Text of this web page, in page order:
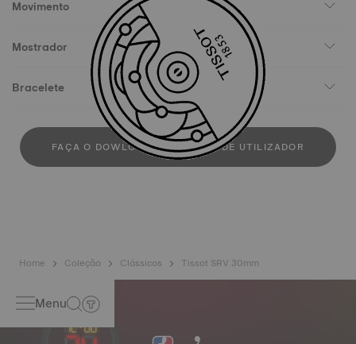
Movimento
Mostrador
Bracelete
FAÇA O DOWLOAD DO MANUAL DE UTILIZADOR
Home Coleção Clássicos Tissot SRV 30mm
Menu